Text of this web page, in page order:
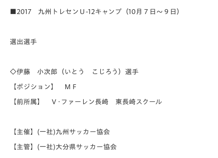
■2017 九州トレセンＵ-12キャンプ（10月７日〜９日）
選出選手
◇伊藤 小次郎（いとう こじろう）選手
【ポジション】 ＭＦ
【前所属】 Ｖ･ファーレン長崎 東長崎スクール
【主催】(一社)九州サッカー協会
【主管】(一社)大分県サッカー協会